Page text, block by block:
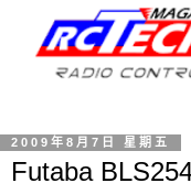
2009年8月7日 星期五
Futaba